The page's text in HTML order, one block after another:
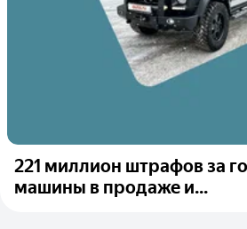
221 миллион штрафов за
машины в продаже и...